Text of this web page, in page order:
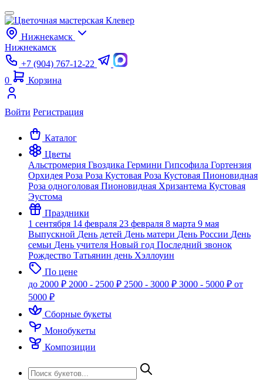
Нижнекамск
Нижнекамск
+7 (904) 767-12-22
0
Корзина
Войти Регистрация
Каталог
Цветы
Альстромерия Гвоздика Гермини Гипсофила Гортензия
Орхидея Роза Роза Кустовая Роза Кустовая Пионовидная
Роза одноголовая Пионовидная Хризантема Кустовая
Эустома
Праздники
1 сентября 14 февраля 23 февраля 8 марта 9 мая
Выпускной День детей День матери День России День
семьи День учителя Новый год Последний звонок
Рождество Татьянин день Хэллоуин
По цене
до 2000 ₽ 2000 - 2500 ₽ 2500 - 3000 ₽ 3000 - 5000 ₽ от
5000 ₽
Сборные букеты
Монобукеты
Композиции